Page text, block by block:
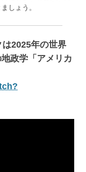
しょう。
2025年の世界
政学「アメリカ